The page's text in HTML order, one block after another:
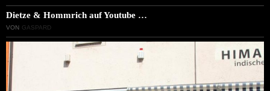
Dietze & Hommrich auf Youtube …
VON GASPARD